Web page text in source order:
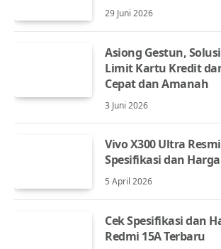
29 Juni 2026
Asiong Gestun,
Limit Kartu Kredit
Cepat dan Amanah
3 Juni 2026
Vivo X300 Ultra
Spesifikasi dan
5 April 2026
Cek Spesifikasi dan
Redmi 15A Terbaru